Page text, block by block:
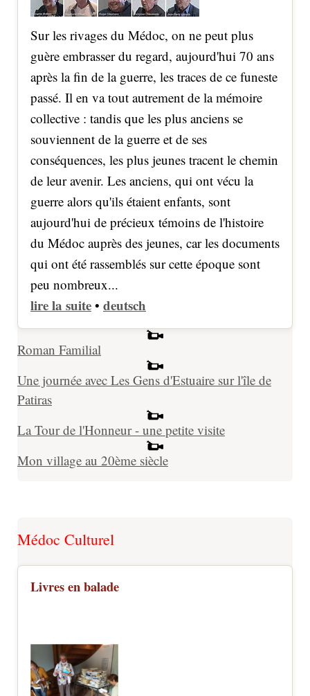
Sur les rivages du Médoc, on ne peut plus
guère embrasser du regard, aujourd'hui 70 ans
après la fin de la guerre, les traces de ce funeste
passé. Il en va tout autrement de la mémoire
collective : tandis que les plus anciens se
souviennent de la guerre et de ses
conséquences, les plus jeunes tracent le chemin
de leur avenir. Les anciens, qui ont vécu la
guerre alors qu'ils étaient enfants, sont
aujourd'hui de précieux témoins de l'histoire
du Médoc auprès des jeunes, car les documents
qui ont été rassemblés sur cette époque sont
peu nombreux...
lire la suite • deutsch
Roman Familial
Une journée avec Les Gens d'Estuaire sur l'île de
Patiras
La Tour de l'Honneur - une petite visite
Mon village au 20ème siècle
Médoc Culturel
Livres en balade